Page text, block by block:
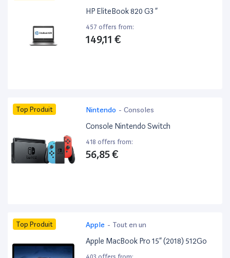
HP EliteBook 820 G3 ”
457 offers from:
149,11 €
Top Produit Nintendo - Consoles
Console Nintendo Switch
418 offers from:
56,85 €
Top Produit Apple - Tout en un
Apple MacBook Pro 15” (2018) 512Go